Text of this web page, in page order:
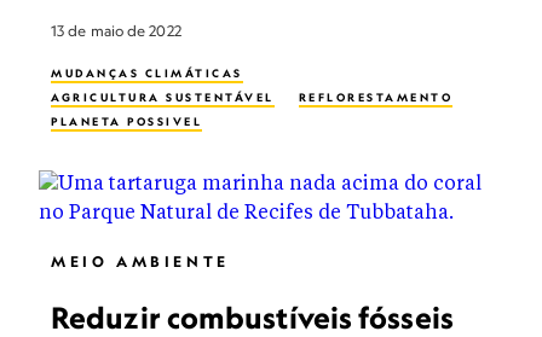
13 de maio de 2022
MUDANÇAS CLIMÁTICAS
AGRICULTURA SUSTENTÁVEL
REFLORESTAMENTO
PLANETA POSSIVEL
MEIO AMBIENTE
Reduzir combustíveis fósseis